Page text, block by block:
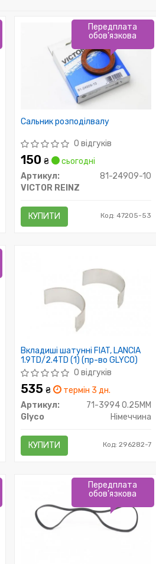
Сальник розподілвалу
0 відгуків
150 ₴
сьогодні
Артикул:
81-24909-10
VICTOR REINZ
КУПИТИ Код: 47205-53
Передплата
обов'язкова
Вкладиші шатунні FIAT, LANCIA
1.9TD/2.4TD (1) (пр-во GLYCO)
0 відгуків
535 ₴
термін 3 дн.
Артикул:
71-3994 0.25MM
Glyco
Німеччина
КУПИТИ Код: 296282-7
Передплата
обов'язкова